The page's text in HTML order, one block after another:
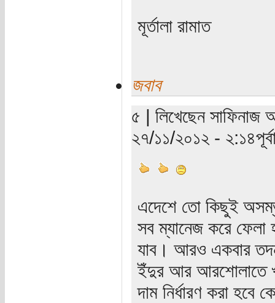
মূর্তালা রামাত
জবাব
৫ | লিখেছেন সাফিনাজ
২৭/১১/২০১২ -
এদেশে তো কিছুই
সব ম্যানেজ করে
যাব। আরও একবার
ইঁদুর আর আরশোলাতে
দাম নির্ধারণ করা হবে